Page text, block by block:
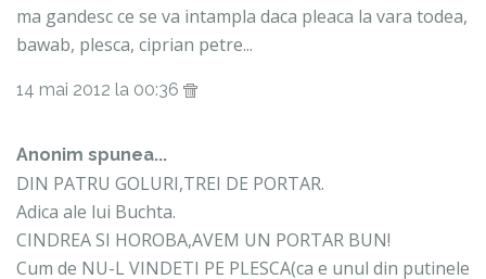
ma gandesc ce se va intampla daca pleaca la vara todea,
bawab, plesca, ciprian petre...
14 mai 2012 la 00:36
Anonim spunea...
DIN PATRU GOLURI,TREI DE PORTAR.
Adica ale lui Buchta.
CINDREA SI HOROBA,AVEM UN PORTAR BUN!
Cum de NU-L VINDETI PE PLESCA(ca e unul din putinele